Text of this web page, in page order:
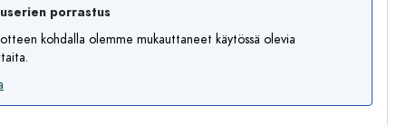
porrastus
kohdalla olemme mukauttaneet käytössä olevia